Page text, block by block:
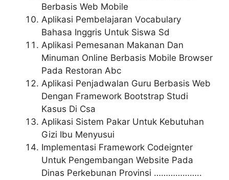
Berbasis Web Mobile
Aplikasi Pembelajaran Vocabulary
Bahasa Inggris Untuk Siswa Sd
Aplikasi Pemesanan Makanan Dan
Minuman Online Berbasis Mobile Browser
Pada Restoran Abc
Aplikasi Penjadwalan Guru Berbasis Web
Dengan Framework Bootstrap Studi
Kasus Di Csa
Aplikasi Sistem Pakar Untuk Kebutuhan
Gizi Ibu Menyusui
Implementasi Framework Codeignter
Untuk Pengembangan Website Pada
Dinas Perkebunan Provinsi ………………..